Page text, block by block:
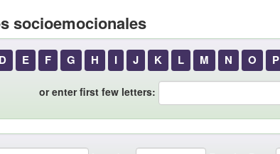
socioemocionales
D E F G H I J K L M N O P
or enter first few letters: